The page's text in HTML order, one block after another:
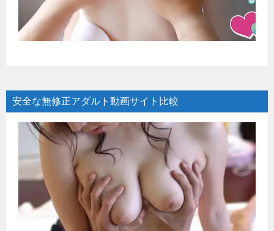
安全な無修正アダルト動画サイト比較